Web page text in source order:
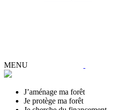
MENU
J’aménage ma forêt
Je protège ma forêt